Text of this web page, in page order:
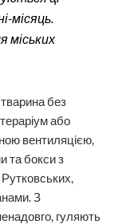
місяць.
міських
без
або
вентиляцією,
та бокси з
Рутковських,
З
гуляють